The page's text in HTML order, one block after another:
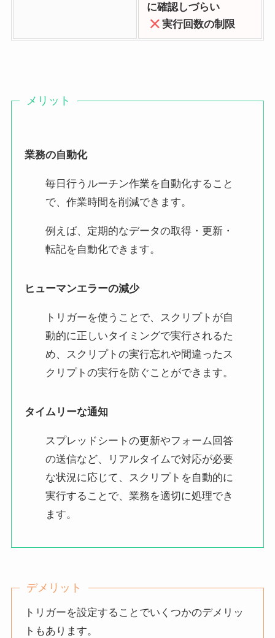
に確認しづらい
実行回数の制限
メリット
業務の自動化
毎日行うルーチン作業を自動化すること
で、作業時間を削減できます。
例えば、定期的なデータの取得・更新・
転記を自動化できます。
ヒューマンエラーの減少
トリガーを使うことで、スクリプトが自
動的に正しいタイミングで実行されるた
め、スクリプトの実行忘れや間違ったス
クリプトの実行を防ぐことができます。
タイムリーな通知
スプレッドシートの更新やフォーム回答
の送信など、リアルタイムで対応が必要
な状況に応じて、スクリプトを自動的に
実行することで、業務を適切に処理でき
ます。
デメリット
トリガーを設定することでいくつかのデメリッ
トもあります。